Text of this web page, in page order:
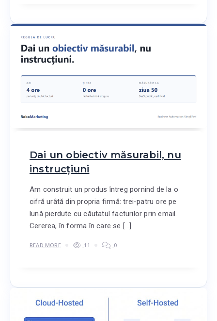
Dai un obiectiv măsurabil, nu
instrucțiuni
Am construit un produs întreg pornind de la o
cifră urâtă din propria firmă: trei-patru ore pe
lună pierdute cu căutatul facturilor prin email.
Cererea, în forma în care se […]
READ MORE 11 0